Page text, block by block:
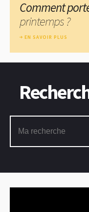
Comment
printemps ?
EN SAVOIR PLUS